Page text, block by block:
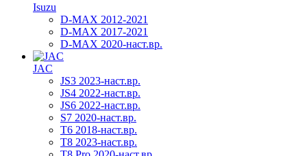
Isuzu
D-MAX 2012-2021
D-MAX 2017-2021
D-MAX 2020-наст.вр.
JAC
JS3 2023-наст.вр.
JS4 2022-наст.вр.
JS6 2022-наст.вр.
S7 2020-наст.вр.
T6 2018-наст.вр.
T8 2023-наст.вр.